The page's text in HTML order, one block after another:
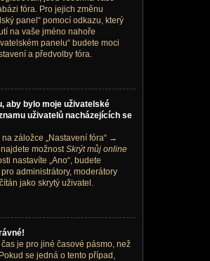
fóra. Pro jejich změnu
panel“ pomocí odkazu, který
na vaše jméno nahoře
panelu“ budete moci
a předvolby fóra.
aby bylo moje uživatelské
uživatelů nacházejících se
záložce „Nastavení fóra“ →
najdete možnostSkrýt můj online
nastavíte „Ano“, budete
administrátory, moderátory
jako skrytý uživatel.
je pro jiné časové pásmo, než
se jedná o tento případ,